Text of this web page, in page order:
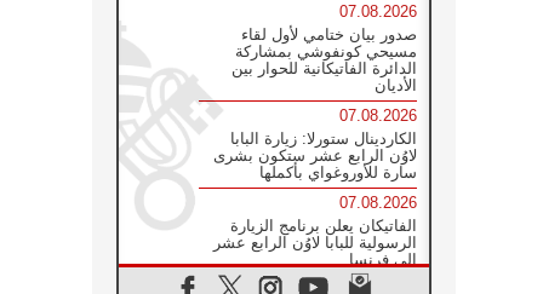
07.08.2026
صدور بيان ختامي لأول لقاء
مسيحي كونفوشي بمشاركة
الدائرة الفاتيكانية للحوار بين
الأديان
07.08.2026
الكاردينال ستورلا: زيارة البابا
لاوُن الرابع عشر ستكون بشرى
سارة للأوروغواي بأكملها
07.08.2026
الفاتيكان يعلن برنامج الزيارة
الرسولية للبابا لاوُن الرابع عشر
إلى فرنسا
07.08.2026